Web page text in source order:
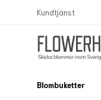
Kundtjänst
Blombuketter